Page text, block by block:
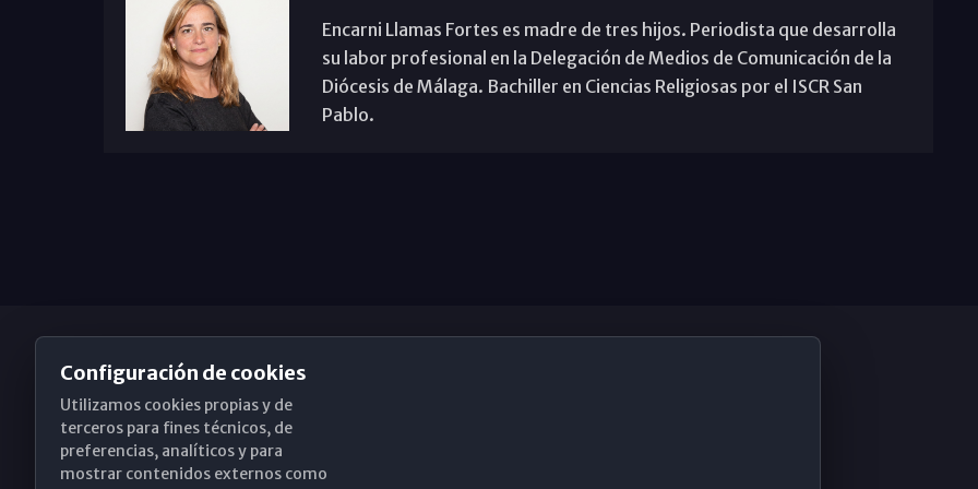
Encarni Llamas Fortes es madre de tres hijos. Periodista que desarrolla
su labor profesional en la Delegación de Medios de Comunicación de la
Diócesis de Málaga. Bachiller en Ciencias Religiosas por el ISCR San
Pablo.
Obispado de Málaga
Configuración de cookies
Utilizamos cookies propias y de
terceros para fines técnicos, de
preferencias, analíticos y para
mostrar contenidos externos como